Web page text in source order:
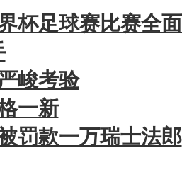
杯足球赛比赛全
峻考验
一新
罚款一万瑞士法郎